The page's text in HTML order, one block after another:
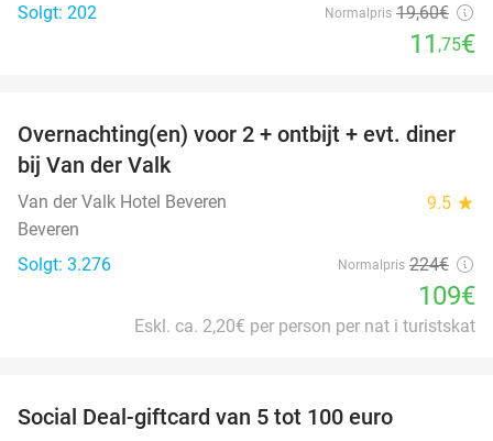
Solgt: 202
Normalpris 19,60€
11 ,75€
51%
Overnachting(en) voor 2 + ontbijt + evt. diner
bij Van der Valk
Van der Valk Hotel Beveren 9.5 star
Beveren
Solgt: 3.276
Normalpris 224€
109€
Eskl. ca. 2,20€ per person per nat i turistskat
Social Deal-giftcard van 5 tot 100 euro